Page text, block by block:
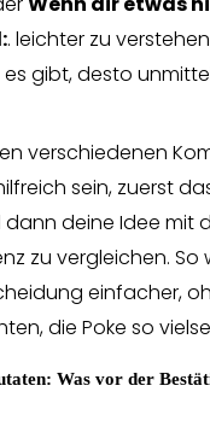
. leichter zu
gibt, desto
verschiedenen
sein, zuerst
deine Idee mit
zu vergleichen. So
einfacher,
die Poke so
Was vor der